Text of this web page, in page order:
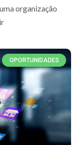
organização
OPORTUNIDADES